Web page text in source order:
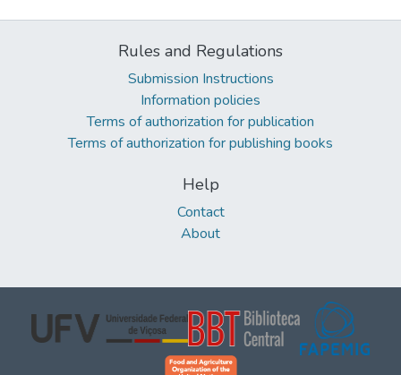
Rules and Regulations
Submission Instructions
Information policies
Terms of authorization for publication
Terms of authorization for publishing books
Help
Contact
About